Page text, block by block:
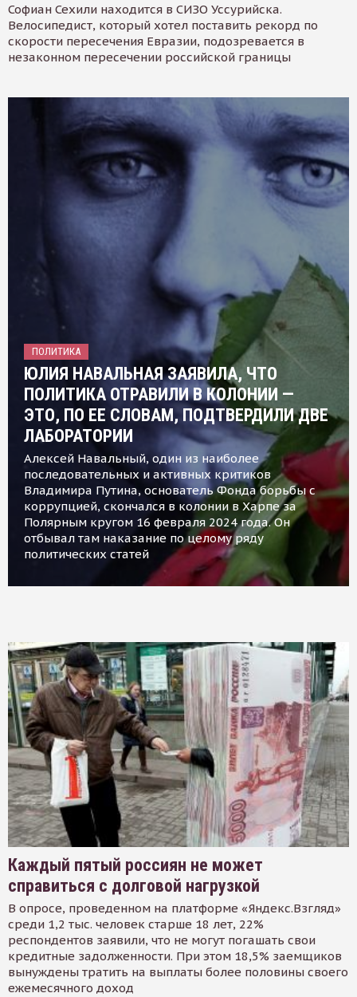
Софиан Сехили находится в СИЗО Уссурийска.
Велосипедист, который хотел поставить рекорд по
скорости пересечения Евразии, подозревается в
незаконном пересечении российской границы
ПОЛИТИКА
ЮЛИЯ НАВАЛЬНАЯ ЗАЯВИЛА, ЧТО
ПОЛИТИКА ОТРАВИЛИ В КОЛОНИИ —
ЭТО, ПО ЕЕ СЛОВАМ, ПОДТВЕРДИЛИ ДВЕ
ЛАБОРАТОРИИ
Алексей Навальный, один из наиболее
последовательных и активных критиков
Владимира Путина, основатель Фонда борьбы с
коррупцией, скончался в колонии в Харпе за
Полярным кругом 16 февраля 2024 года. Он
отбывал там наказание по целому ряду
политических статей
Каждый пятый россиян не может
справиться с долговой нагрузкой
В опросе, проведенном на платформе «Яндекс.Взгляд»
среди 1,2 тыс. человек старше 18 лет, 22%
респондентов заявили, что не могут погашать свои
кредитные задолженности. При этом 18,5% заемщиков
вынуждены тратить на выплаты более половины своего
ежемесячного доход